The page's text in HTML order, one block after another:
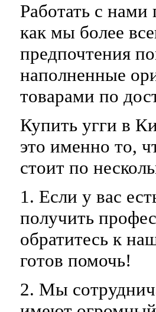
Работать с нами
как мы более
предпочтения
наполненные
товарами по
Купить угги в
это именно то,
стоит по
1. Если у вас
получить
обратитесь к
готов помочь!
2. Мы